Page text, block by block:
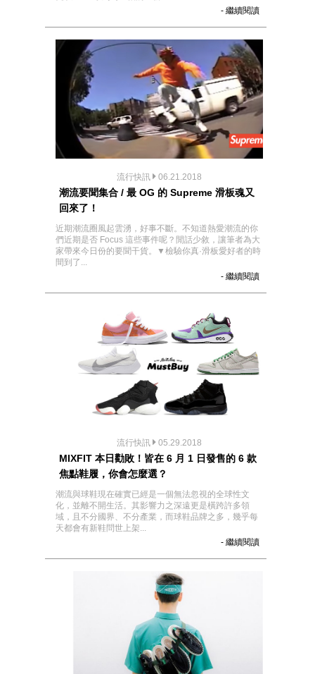
- 繼續閱讀
流行快訊 06.21.2018
潮流要聞集合 / 最 OG 的 Supreme 滑板魂又
回來了！
近期潮流圈風起雲湧，好事不斷。不知道熱愛潮流的你
們近期是否 Focus 這些事件呢？閒話少敘，讓筆者為大
家帶來今日份的要聞干貨。▼檢驗你真·滑板愛好者的時
間到了...
- 繼續閱讀
流行快訊 05.29.2018
MIXFIT 本日勸敗！皆在 6 月 1 日發售的 6 款
焦點鞋履，你會怎麼選？
潮流與球鞋現在確實已經是一個無法忽視的全球性文
化，並離不開生活。其影響力之深遠更是橫跨許多領
域，且不分國界、不分產業，而球鞋品牌之多，幾乎每
天都會有新鞋問世上架...
- 繼續閱讀